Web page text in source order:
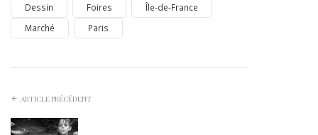
Dessin Foires
Île-de-France
Marché
Paris
ARTICLE PRÉCÉDENT